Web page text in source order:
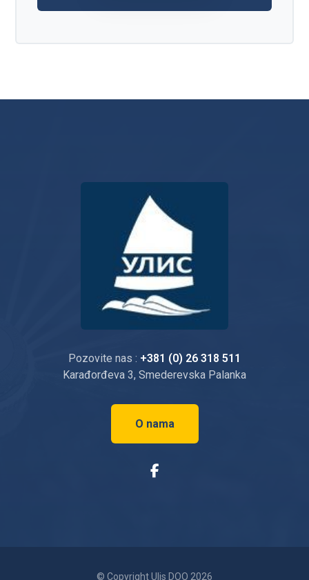
Pozovite nas : +381 (0) 26 318 511
Karađorđeva 3, Smederevska Palanka
O nama
© Copyright Ulis DOO 2026